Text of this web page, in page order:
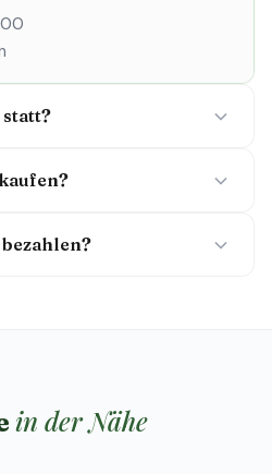
in der Nähe